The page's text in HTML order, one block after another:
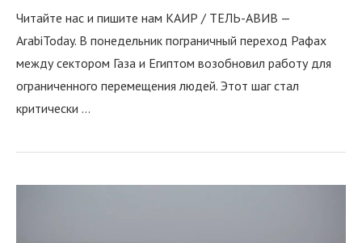
Читайте нас и пишите нам КАИР / ТЕЛЬ-АВИВ —
ArabiToday. В понедельник пограничный переход Рафах
между сектором Газа и Египтом возобновил работу для
ограниченного перемещения людей. Этот шаг стал
критически …